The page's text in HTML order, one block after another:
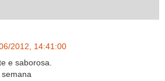
2012, 14:41:00
e saborosa.